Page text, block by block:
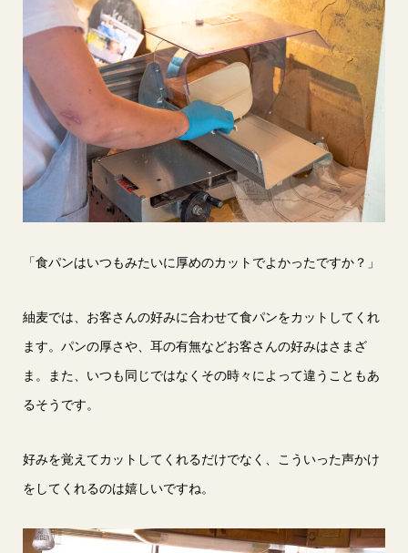
「食パンはいつもみたいに厚めのカットでよかったですか？」
紬麦では、お客さんの好みに合わせて食パンをカットしてくれ
ます。パンの厚さや、耳の有無などお客さんの好みはさまざ
ま。また、いつも同じではなくその時々によって違うこともあ
るそうです。
好みを覚えてカットしてくれるだけでなく、こういった声かけ
をしてくれるのは嬉しいですね。